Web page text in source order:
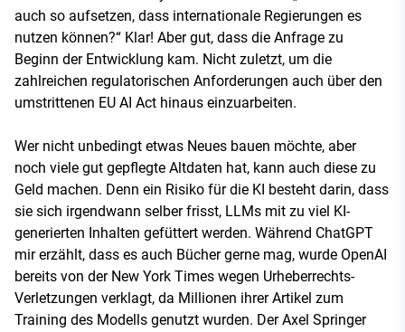
auch so aufsetzen, dass internationale Regierungen es
nutzen können?“ Klar! Aber gut, dass die Anfrage zu
Beginn der Entwicklung kam. Nicht zuletzt, um die
zahlreichen regulatorischen Anforderungen auch über den
umstrittenen EU AI Act hinaus einzuarbeiten.
Wer nicht unbedingt etwas Neues bauen möchte, aber
noch viele gut gepflegte Altdaten hat, kann auch diese zu
Geld machen. Denn ein Risiko für die KI besteht darin, dass
sie sich irgendwann selber frisst, LLMs mit zu viel KI-
generierten Inhalten gefüttert werden. Während ChatGPT
mir erzählt, dass es auch Bücher gerne mag, wurde OpenAI
bereits von der New York Times wegen Urheberrechts-
Verletzungen verklagt, da Millionen ihrer Artikel zum
Training des Modells genutzt wurden. Der Axel Springer